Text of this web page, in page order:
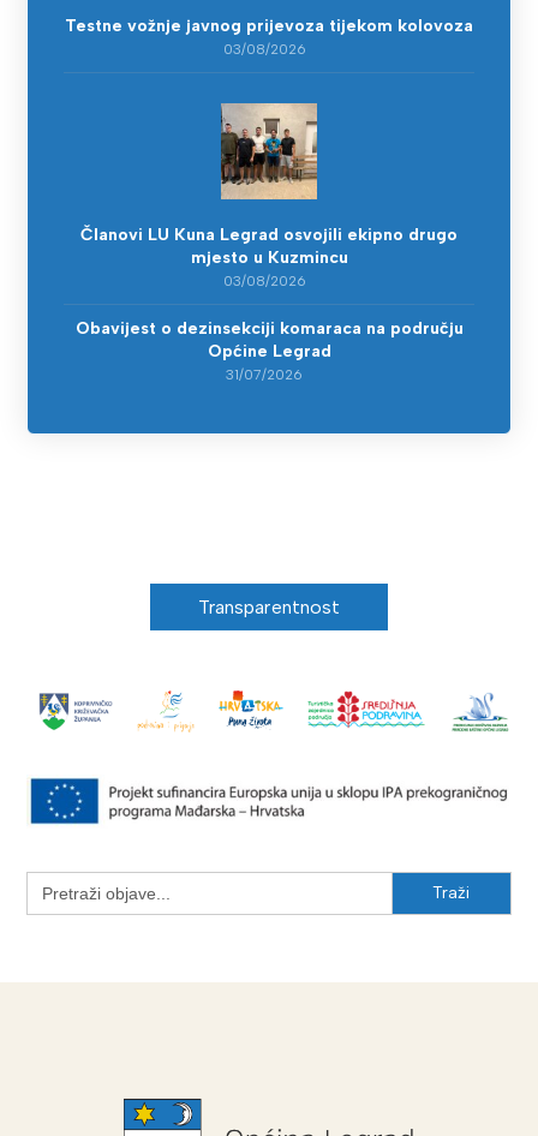
Testne vožnje javnog prijevoza tijekom kolovoza
03/08/2026
Članovi LU Kuna Legrad osvojili ekipno drugo
mjesto u Kuzmincu
03/08/2026
Obavijest o dezinsekciji komaraca na području
Općine Legrad
31/07/2026
Transparentnost
Search
for: